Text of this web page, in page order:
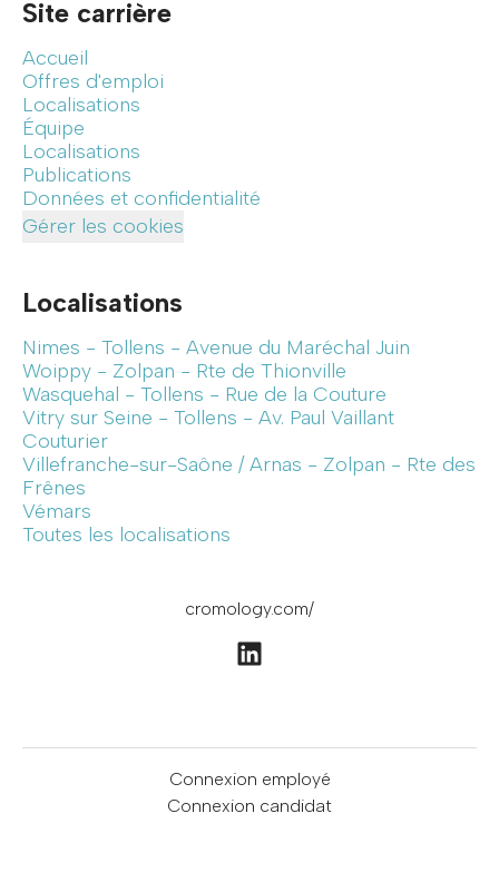
Site carrière
Accueil
Offres d'emploi
Localisations
Équipe
Localisations
Publications
Données et confidentialité
Gérer les cookies
Localisations
Nimes - Tollens - Avenue du Maréchal Juin
Woippy - Zolpan - Rte de Thionville
Wasquehal - Tollens - Rue de la Couture
Vitry sur Seine - Tollens - Av. Paul Vaillant
Couturier
Villefranche-sur-Saône / Arnas - Zolpan - Rte des
Frênes
Vémars
Toutes les localisations
cromology.com/
Connexion employé
Connexion candidat